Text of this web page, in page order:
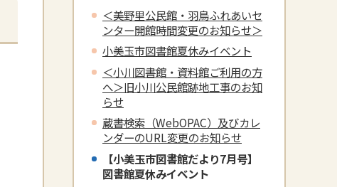
＜美野里公民館・羽鳥ふれあいセ
ンター開館時間変更のお知らせ＞
小美玉市図書館夏休みイベント
＜小川図書館・資料館ご利用の方
へ＞旧小川公民館跡地工事のお知
らせ
蔵書検索（WebOPAC）及びカレ
ンダーのURL変更のお知らせ
【小美玉市図書館だより7月号】
図書館夏休みイベント